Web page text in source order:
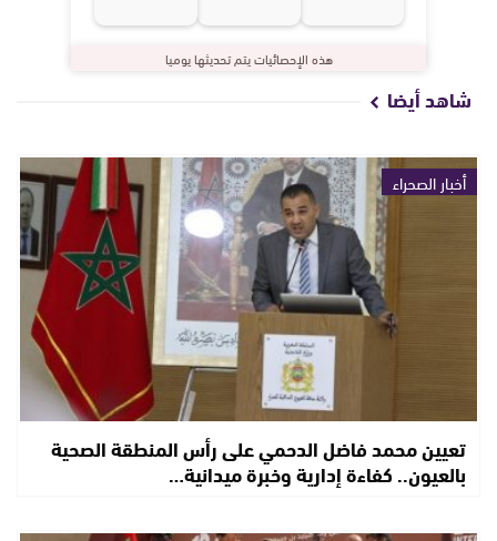
هذه الإحصائيات يتم تحديثها يوميا
شاهد أيضا
أخبار الصحراء
تعيين محمد فاضل الدحمي على رأس المنطقة الصحية
بالعيون.. كفاءة إدارية وخبرة ميدانية…